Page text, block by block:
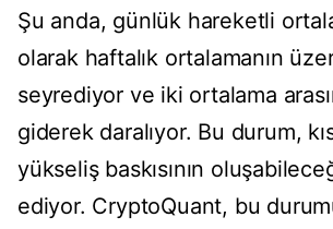
Şu anda, günlük hareketli
olarak haftalık ortalamanın
seyrediyor ve iki ortalama
giderek daralıyor. Bu durum,
yükseliş baskısının
ediyor. CryptoQuant, bu